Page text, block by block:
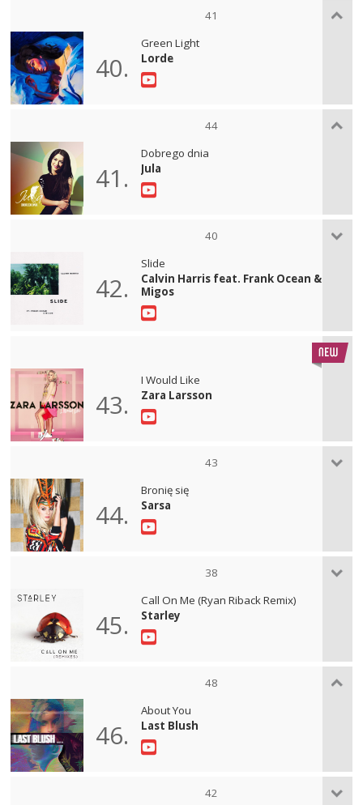
41
40.
Green Light
Lorde
44
41.
Dobrego dnia
Jula
40
42.
Slide
Calvin Harris feat. Frank Ocean &
Migos
43.
I Would Like
Zara Larsson
43
44.
Bronię się
Sarsa
38
45.
Call On Me (Ryan Riback Remix)
Starley
48
46.
About You
Last Blush
42